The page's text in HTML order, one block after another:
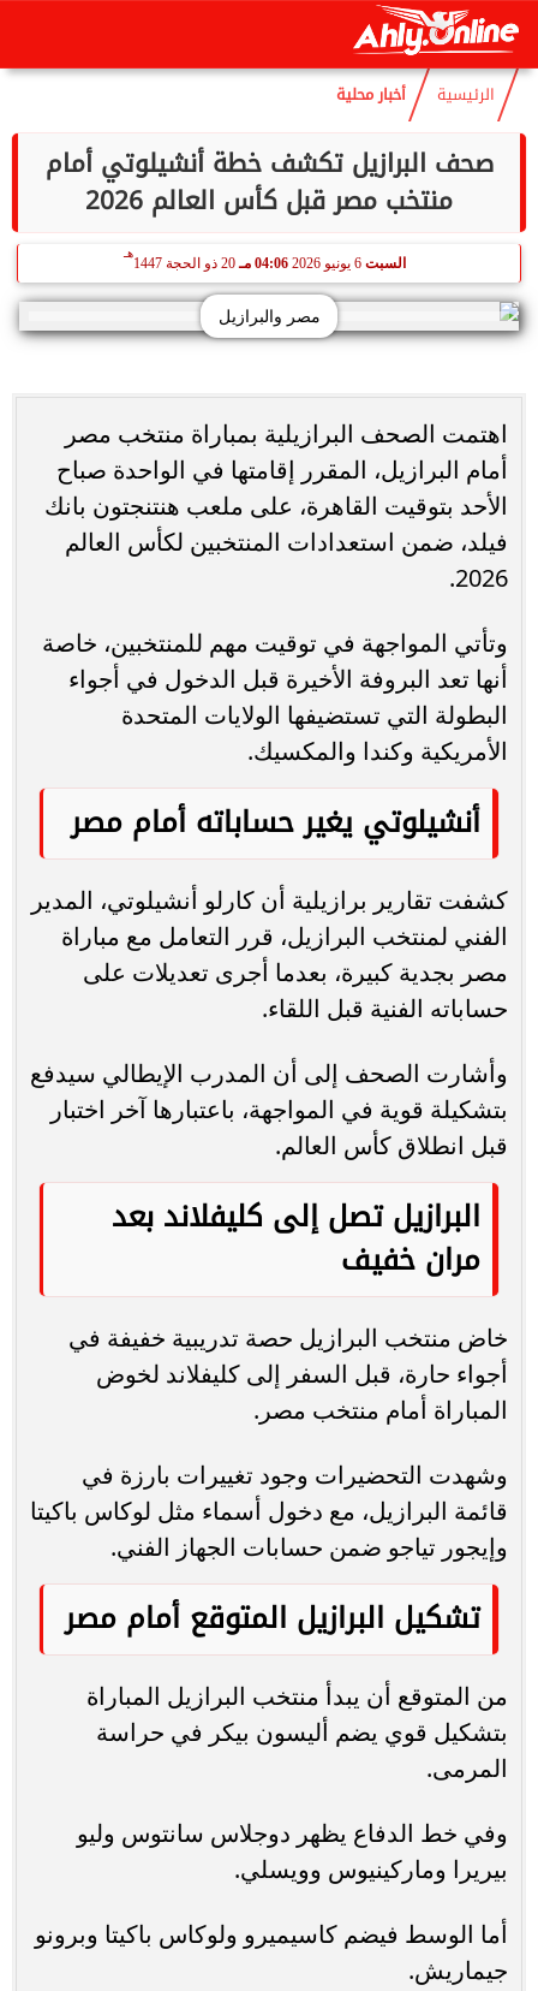
الأحد
الرئيسية أخبار محلية
صحف البرازيل تكشف خطة أنشيلوتي أمام
منتخب مصر قبل كأس العالم 2026
السبت 6 يونيو 2026 04:06 مـ 20 ذو الحجة 1447
هـ
مصر والبرازيل
اهتمت الصحف البرازيلية بمباراة منتخب مصر
أمام البرازيل، المقرر إقامتها في الواحدة صباح
الأحد بتوقيت القاهرة، على ملعب هنتنجتون بانك
فيلد، ضمن استعدادات المنتخبين لكأس العالم
2026.
وتأتي المواجهة في توقيت مهم للمنتخبين، خاصة
أنها تعد البروفة الأخيرة قبل الدخول في أجواء
البطولة التي تستضيفها الولايات المتحدة
الأمريكية وكندا والمكسيك.
أنشيلوتي يغير حساباته أمام مصر
كشفت تقارير برازيلية أن كارلو أنشيلوتي، المدير
الفني لمنتخب البرازيل، قرر التعامل مع مباراة
مصر بجدية كبيرة، بعدما أجرى تعديلات على
حساباته الفنية قبل اللقاء.
وأشارت الصحف إلى أن المدرب الإيطالي سيدفع
بتشكيلة قوية في المواجهة، باعتبارها آخر اختبار
قبل انطلاق كأس العالم.
البرازيل تصل إلى كليفلاند بعد
مران خفيف
خاض منتخب البرازيل حصة تدريبية خفيفة في
أجواء حارة، قبل السفر إلى كليفلاند لخوض
المباراة أمام منتخب مصر.
وشهدت التحضيرات وجود تغييرات بارزة في
قائمة البرازيل، مع دخول أسماء مثل لوكاس باكيتا
وإيجور تياجو ضمن حسابات الجهاز الفني.
تشكيل البرازيل المتوقع أمام مصر
من المتوقع أن يبدأ منتخب البرازيل المباراة
بتشكيل قوي يضم أليسون بيكر في حراسة
المرمى.
وفي خط الدفاع يظهر دوجلاس سانتوس وليو
بيريرا وماركينيوس وويسلي.
أما الوسط فيضم كاسيميرو ولوكاس باكيتا وبرونو
جيماريش.